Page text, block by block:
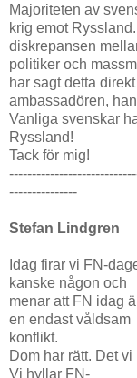
Majoriteten av
krig emot
diskrepansen
politiker och
har sagt detta
ambassadören,
Vanliga svenskar
Ryssland!
Tack för mig!
---------------
Stefan Lindgren
Idag firar vi FN-
kanske någon och
menar att FN idag
en endast våldsam
konflikt.
Dom har rätt. Det
Vi hyllar FN-